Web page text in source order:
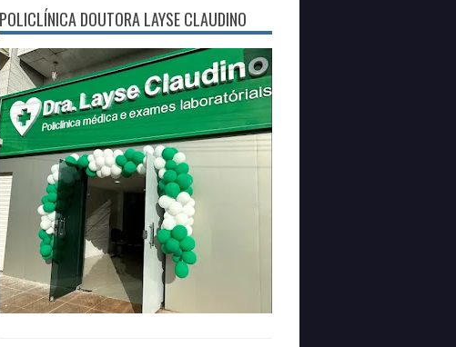
POLICLÍNICA DOUTORA LAYSE CLAUDINO